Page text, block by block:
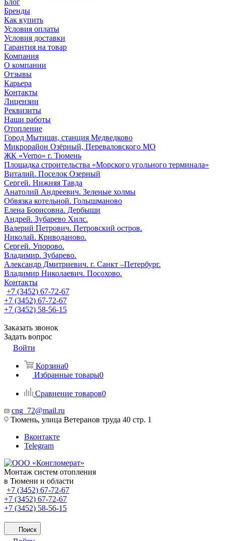
Блог
Бренды
Как купить
Условия оплаты
Условия доставки
Гарантия на товар
Компания
О компании
Отзывы
Карьера
Контакты
Лицензии
Реквизиты
Наши работы
Отопление
Город Мытищи, станция Медведково
Микрорайон Озёрный, Переваловского МО
ЖК «Verno» г. Тюмень
Площадка строительства «Морского угольного терминала»
Виталий. Поселок Озерный
Сергей. Нижняя Тавда
Анатолий Андреевич. Зеленые холмы
Обвязка котельной. Голышманово
Елена Борисовна. Дербыши
Андрей. Зубарево Хилс.
Валерий Петрович. Петровский остров.
Николай. Криводаново.
Сергей. Упорово.
Владимир. Зубарево.
Александр Дмитриевич. г. Санкт –Петербург.
Владимир Николаевич. Посохово.
Контакты
+7 (3452) 67-72-67
+7 (3452) 67-72-67
+7 (3452) 58-56-15
Заказать звонок
Задать вопрос
Войти
Корзина0
Избранные товары0
Сравнение товаров0
cng_72@mail.ru
Тюмень, улица Ветеранов труда 40 стр. 1
Вконтакте
Telegram
Монтаж систем отопления
в Тюмени и области
+7 (3452) 67-72-67
+7 (3452) 67-72-67
+7 (3452) 58-56-15
Поиск